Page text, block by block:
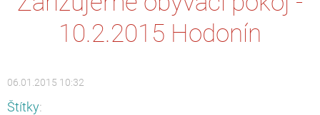
10.2.2015 Hodonín
06.01.2015 10:32
Štítky: